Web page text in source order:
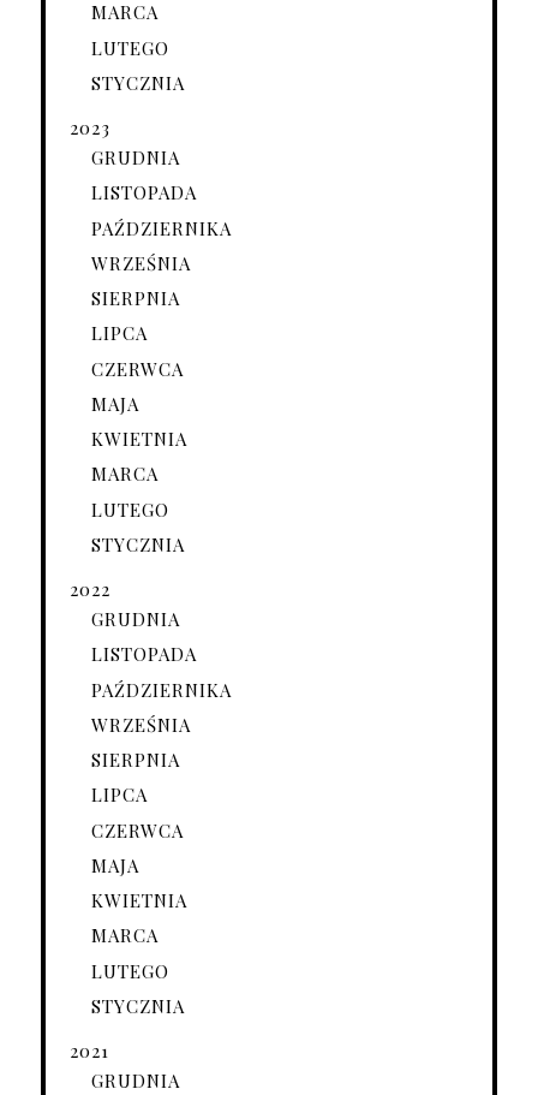
MARCA
LUTEGO
STYCZNIA
2023
GRUDNIA
LISTOPADA
PAŹDZIERNIKA
WRZEŚNIA
SIERPNIA
LIPCA
CZERWCA
MAJA
KWIETNIA
MARCA
LUTEGO
STYCZNIA
2022
GRUDNIA
LISTOPADA
PAŹDZIERNIKA
WRZEŚNIA
SIERPNIA
LIPCA
CZERWCA
MAJA
KWIETNIA
MARCA
LUTEGO
STYCZNIA
2021
GRUDNIA